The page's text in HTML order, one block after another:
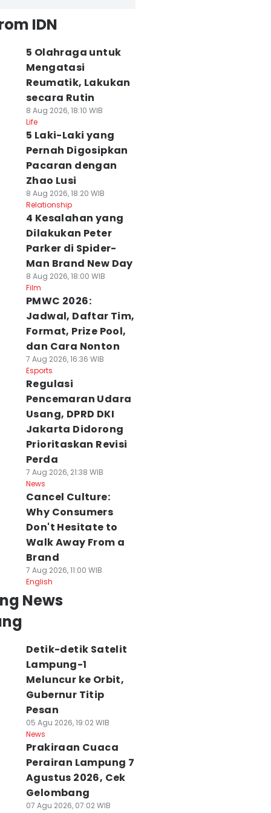
IDN
5 Olahraga untuk
Mengatasi
Reumatik, Lakukan
secara Rutin
8 Aug 2026, 18:10 WIB
Life
5 Laki-Laki yang
Pernah Digosipkan
Pacaran dengan
Zhao Lusi
8 Aug 2026, 18:20 WIB
Relationship
4 Kesalahan yang
Dilakukan Peter
Parker di Spider-
Man Brand New Day
8 Aug 2026, 18:00 WIB
Film
PMWC 2026:
Jadwal, Daftar Tim,
Format, Prize Pool,
dan Cara Nonton
7 Aug 2026, 16:36 WIB
Esports
Regulasi
Pencemaran Udara
Usang, DPRD DKI
Jakarta Didorong
Prioritaskan Revisi
Perda
7 Aug 2026, 21:38 WIB
News
Cancel Culture:
Why Consumers
Don't Hesitate to
Walk Away From a
Brand
7 Aug 2026, 11:00 WIB
English
News
Detik-detik Satelit
Lampung-1
Meluncur ke Orbit,
Gubernur Titip
Pesan
05 Agu 2026, 19:02 WIB
News
Prakiraan Cuaca
Perairan Lampung 7
Agustus 2026, Cek
Gelombang
07 Agu 2026, 07:02 WIB